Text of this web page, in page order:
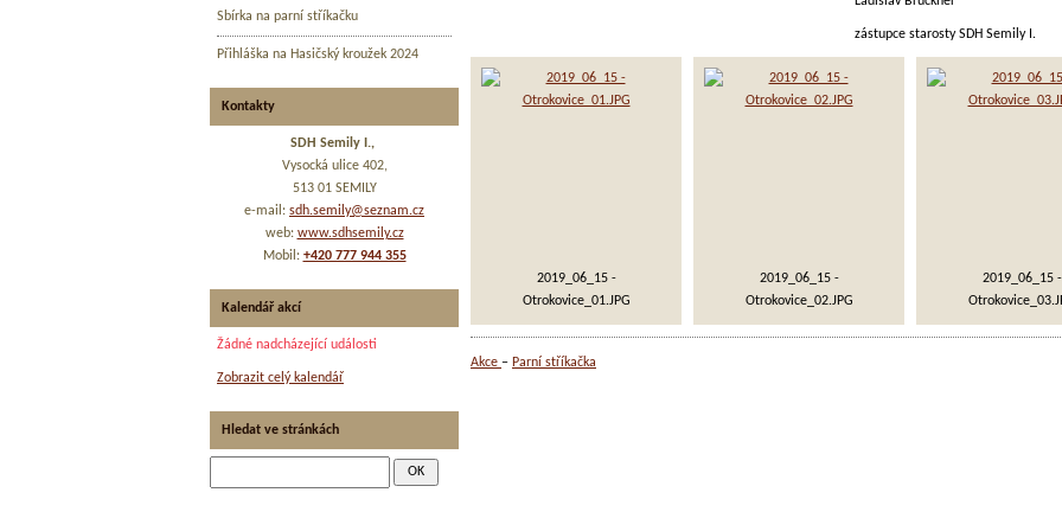
zástupce starosty SDH Semily I.
2019_06_15 -
Otrokovice_01.JPG
2019_06_15 -
Otrokovice_02.JPG
2019_06_15 -
Akce Parní stříkačka
Sbírka na parní stříkačku
Přihláška na Hasičský kroužek 2024
Kontakty
SDH Semily I.,
Vysocká ulice 402,
513 01 SEMILY
e-mail: sdh.semily@seznam.cz
web: www.sdhsemily.cz
Mobil: +420 777 944 355
Kalendář akcí
Žádné nadcházející události
Zobrazit celý kalendář
Hledat ve stránkách